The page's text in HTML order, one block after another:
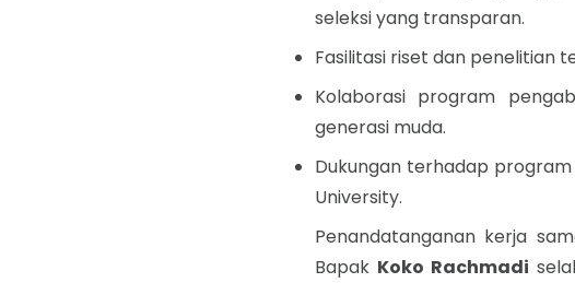
seleksi yang transparan.
Fasilitasi riset dan penelitian
Kolaborasi program
generasi muda.
Dukungan terhadap
University.
Penandatanganan kerja
Bapak Koko Rachmadi